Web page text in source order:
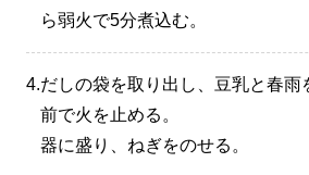
ら弱火で5分煮込む。
4.だしの袋を取り出し、豆乳と春雨
前で火を止める。
器に盛り、ねぎをのせる。